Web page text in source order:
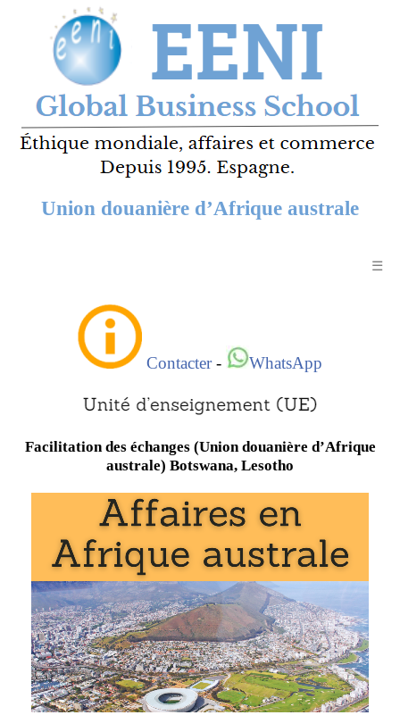
Union douanière d’Afrique australe
☰
Contacter- WhatsApp
Facilitation des échanges (Union douanière d’Afrique
australe) Botswana, Lesotho